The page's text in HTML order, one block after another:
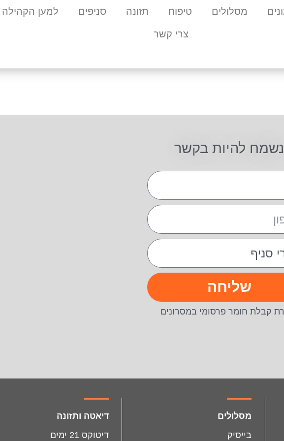
מסלולים טיפוח תזונה סניפים למען הקהילה
צרי קשר
נשמח להיות בקשר
קבלת חומר פרסומי במסרונים
שליחה
מסלולים
בייסיק
דיאטה ותזונה
דיטוקס 21 ימים